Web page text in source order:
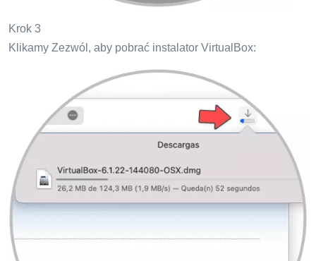
Krok 3
Klikamy Zezwól, aby pobrać instalator VirtualBox: